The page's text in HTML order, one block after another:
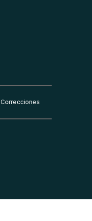
Correcciones